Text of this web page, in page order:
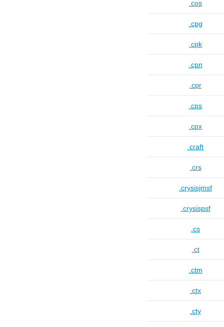
.cos
.cpg
.cpk
.cpn
.cpr
.cps
.cpx
.craft
.crs
.crysisjmsf
.crysispsf
.cs
.ct
.ctm
.ctx
.cty